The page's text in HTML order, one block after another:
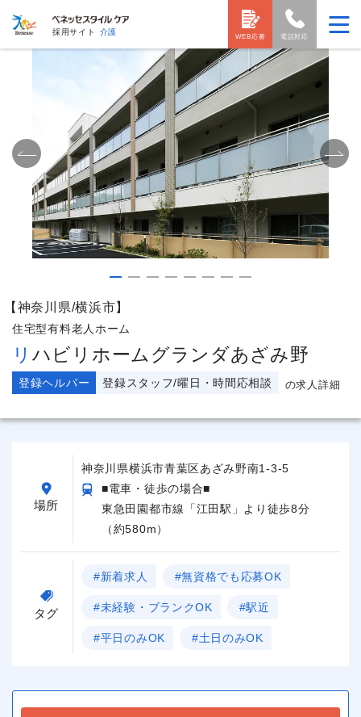
採用サイト 介護
電話対応
WEB応募
【神奈川県/横浜市】
住宅型有料老人ホーム
リハビリホームグランダあざみ野
登録ヘルパー 登録スタッフ/曜日・時間応相談 の求人詳細
場所
神奈川県横浜市青葉区あざみ野南1-3-5
■電車・徒歩の場合■
東急田園都市線「江田駅」より徒歩8分
（約580m）
タグ
#新着求人 #無資格でも応募OK
#未経験・ブランクOK #駅近
#平日のみOK #土日のみOK